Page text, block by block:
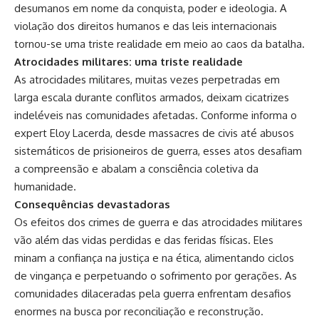
desumanos em nome da conquista, poder e ideologia. A
violação dos direitos humanos e das leis internacionais
tornou-se uma triste realidade em meio ao caos da batalha.
Atrocidades militares: uma triste realidade
As atrocidades militares, muitas vezes perpetradas em
larga escala durante conflitos armados, deixam cicatrizes
indeléveis nas comunidades afetadas. Conforme informa o
expert Eloy Lacerda, desde massacres de civis até abusos
sistemáticos de prisioneiros de guerra, esses atos desafiam
a compreensão e abalam a consciência coletiva da
humanidade.
Consequências devastadoras
Os efeitos dos crimes de guerra e das atrocidades militares
vão além das vidas perdidas e das feridas físicas. Eles
minam a confiança na justiça e na ética, alimentando ciclos
de vingança e perpetuando o sofrimento por gerações. As
comunidades dilaceradas pela guerra enfrentam desafios
enormes na busca por reconciliação e reconstrução.